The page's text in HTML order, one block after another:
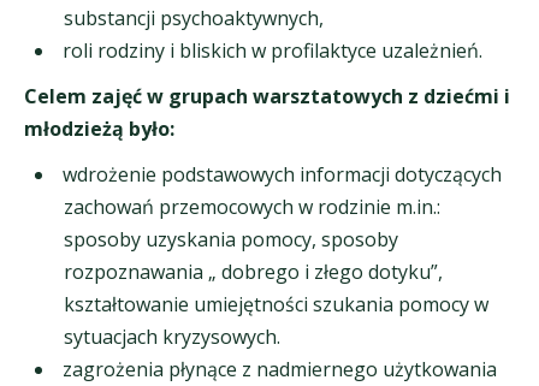
substancji psychoaktywnych,
roli rodziny i bliskich w profilaktyce uzależnień.
Celem zajęć w grupach warsztatowych z dziećmi i
młodzieżą było:
wdrożenie podstawowych informacji dotyczących
zachowań przemocowych w rodzinie m.in.:
sposoby uzyskania pomocy, sposoby
rozpoznawania „ dobrego i złego dotyku”,
kształtowanie umiejętności szukania pomocy w
sytuacjach kryzysowych.
zagrożenia płynące z nadmiernego użytkowania